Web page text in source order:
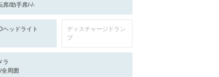
席/助手席/-/-
ヘッドライト
ディスチャージドラン
プ
ラ
全周囲